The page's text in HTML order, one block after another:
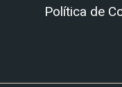
Política de